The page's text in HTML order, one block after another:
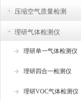
压缩空气质量检测
理研气体检测仪
理研单一气体检测仪
理研四合一检测仪
理研VOC气体检测仪